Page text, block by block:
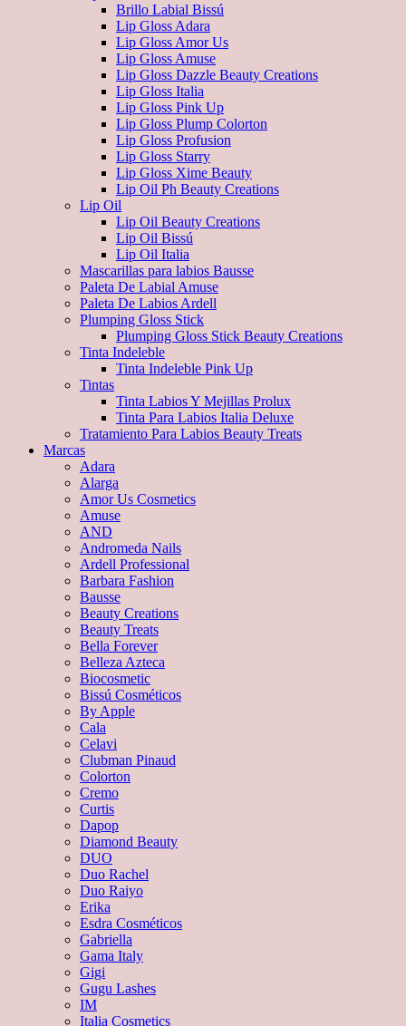
Brillo Labial Bissú
Lip Gloss Adara
Lip Gloss Amor Us
Lip Gloss Amuse
Lip Gloss Dazzle Beauty Creations
Lip Gloss Italia
Lip Gloss Pink Up
Lip Gloss Plump Colorton
Lip Gloss Profusion
Lip Gloss Starry
Lip Gloss Xime Beauty
Lip Oil Ph Beauty Creations
Lip Oil
Lip Oil Beauty Creations
Lip Oil Bissú
Lip Oil Italia
Mascarillas para labios Bausse
Paleta De Labial Amuse
Paleta De Labios Ardell
Plumping Gloss Stick
Plumping Gloss Stick Beauty Creations
Tinta Indeleble
Tinta Indeleble Pink Up
Tintas
Tinta Labios Y Mejillas Prolux
Tinta Para Labios Italia Deluxe
Tratamiento Para Labios Beauty Treats
Marcas
Adara
Alarga
Amor Us Cosmetics
Amuse
AND
Andromeda Nails
Ardell Professional
Barbara Fashion
Bausse
Beauty Creations
Beauty Treats
Bella Forever
Belleza Azteca
Biocosmetic
Bissú Cosméticos
By Apple
Cala
Celavi
Clubman Pinaud
Colorton
Cremo
Curtis
Dapop
Diamond Beauty
DUO
Duo Rachel
Duo Raiyo
Erika
Esdra Cosméticos
Gabriella
Gama Italy
Gigi
Gugu Lashes
IM
Italia Cosmetics